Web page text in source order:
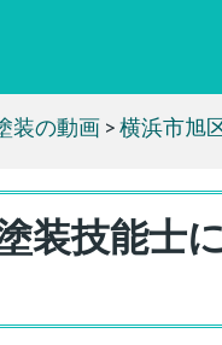
装の動画 >横浜市旭
技能士